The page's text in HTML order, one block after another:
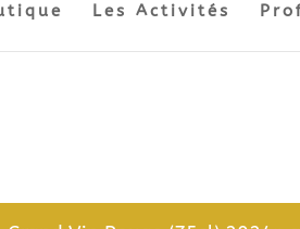
Les Activités